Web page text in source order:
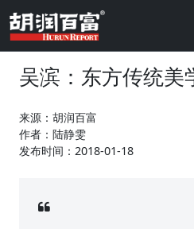
吴滨：东方传统美
来源：胡润百富
作者：陆静雯
发布时间：2018-01-18